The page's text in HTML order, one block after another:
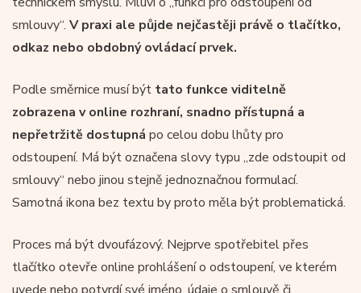
smlouvy“. V praxi ale půjde nejčastěji právě o tlačítko,
odkaz nebo obdobný ovládací prvek.
Podle směrnice musí být tato funkce viditelně
zobrazena v online rozhraní, snadno přístupná a
nepřetržitě dostupná po celou dobu lhůty pro
odstoupení. Má být označena slovy typu „zde odstoupit od
smlouvy“ nebo jinou stejně jednoznačnou formulací.
Samotná ikona bez textu by proto měla být problematická.
Proces má být dvoufázový. Nejprve spotřebitel přes
tlačítko otevře online prohlášení o odstoupení, ve kterém
uvede nebo potvrdí své jméno, údaje o smlouvě či